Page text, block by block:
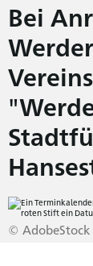
Bei
© AdobeStock